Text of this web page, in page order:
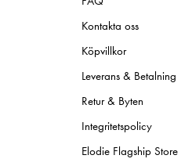
Kontakta oss
Köpvillkor
Leverans & Betalning
Retur & Byten
Integritetspolicy
Elodie Flagship Store